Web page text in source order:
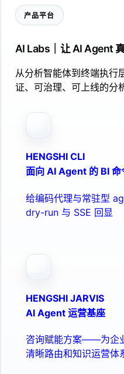
产品平台
AI Labs｜让 AI Agent
从分析智能体到终端执行
证、可治理、可上线的分
HENGSHI CLI
面向 AI Agent 的 BI 命
给编码代理与常驻型
dry-run 与 SSE 回显
HENGSHI JARVIS
AI Agent 运营基座
咨询赋能方案——为企
清晰路由和知识运营体